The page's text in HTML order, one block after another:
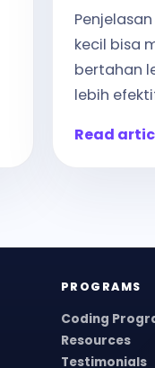
kecil bisa
bertahan
lebih
Read
PROGRAMS
Coding
Resources
Testimonials